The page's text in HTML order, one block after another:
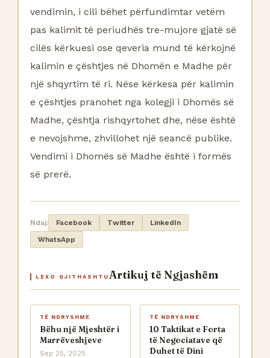
vendimin, i cili bëhet përfundimtar vetëm
pas kalimit të periudhës tre-mujore gjatë së
cilës kërkuesi ose qeveria mund të kërkojnë
kalimin e çështjes në Dhomën e Madhe për
një shqyrtim të ri. Nëse kërkesa për kalimin
e çështjes pranohet nga kolegji i Dhomës së
Madhe, çështja rishqyrtohet dhe, nëse është
e nevojshme, zhvillohet një seancë publike.
Vendimi i Dhomës së Madhe është i formës
së prerë.
Ndaj: Facebook Twitter
LinkedIn
WhatsApp
LEXO GJITHASHTU Artikuj të Ngjashëm
TË NDRYSHME
Bëhu një Mjeshtër i
Marrëveshjeve
Sep 25, 2025
TË NDRYSHME
10 Taktikat e Forta
të Negociatave që
Duhet të Dini